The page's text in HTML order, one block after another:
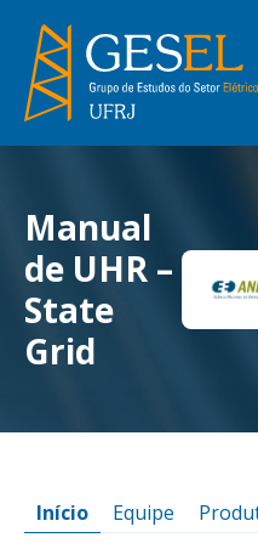
Manual
de UHR –
State
Grid
Início Equipe